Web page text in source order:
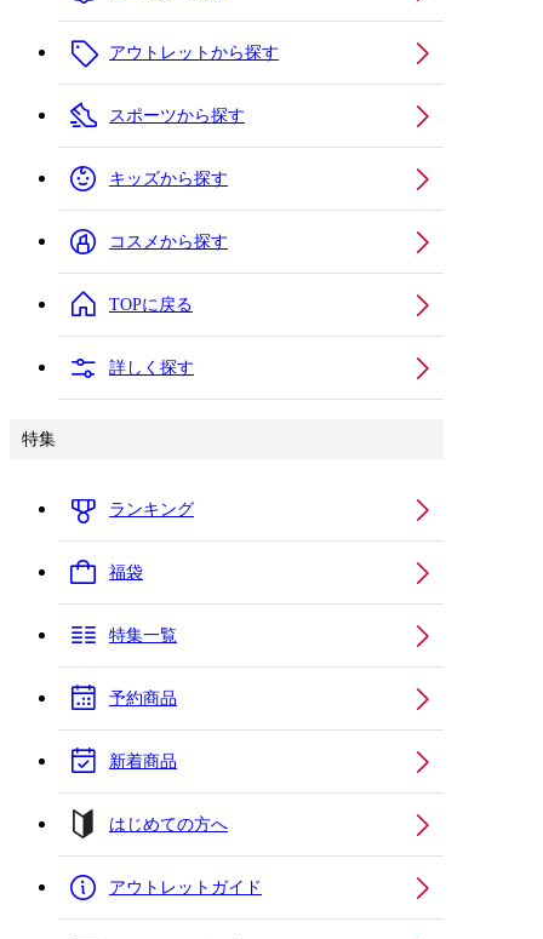
アウトレットから探す
スポーツから探す
キッズから探す
コスメから探す
TOPに戻る
詳しく探す
特集
ランキング
福袋
特集一覧
予約商品
新着商品
はじめての方へ
アウトレットガイド